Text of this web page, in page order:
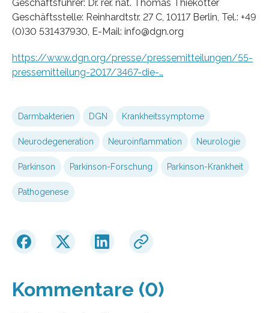
Geschäftsführer: Dr. rer. nat. Thomas Thiekötter
Geschäftsstelle: Reinhardtstr. 27 C, 10117 Berlin, Tel.: +49
(0)30 531437930, E-Mail: info@dgn.org
https://www.dgn.org/presse/pressemitteilungen/55-
pressemitteilung-2017/3467-die-…
Darmbakterien DGN Krankheitssymptome
Neurodegeneration Neuroinflammation Neurologie
Parkinson Parkinson-Forschung Parkinson-Krankheit
Pathogenese
Kommentare (0)